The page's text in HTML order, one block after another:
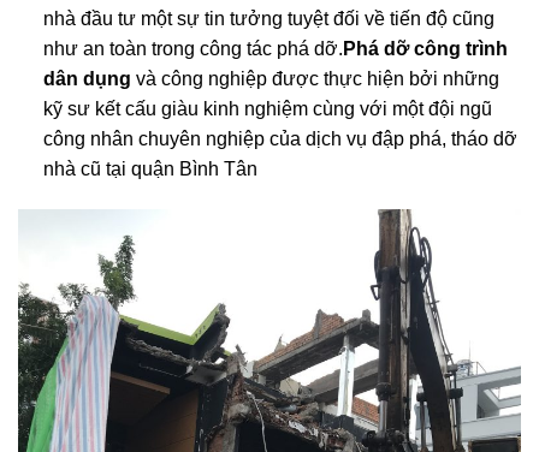
nhà đầu tư một sự tin tưởng tuyệt đối về tiến độ cũng
như an toàn trong công tác phá dỡ. Phá dỡ công trình
dân dụng và công nghiệp được thực hiện bởi những
kỹ sư kết cấu giàu kinh nghiệm cùng với một đội ngũ
công nhân chuyên nghiệp của dịch vụ đập phá, tháo dỡ
nhà cũ tại quận Bình Tân